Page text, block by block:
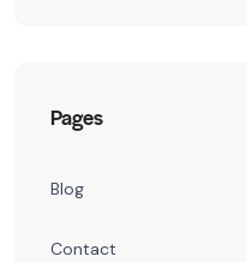
Pages
Blog
Contact